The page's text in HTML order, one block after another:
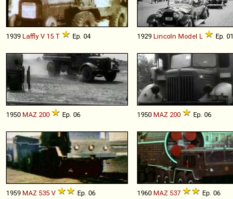
1939 Laffly V 15 T Ep. 04 1929 Lincoln Model L Ep. 01
1950 MAZ 200 Ep. 06 1950 MAZ 200 Ep. 06
1959 MAZ 535 V Ep. 06 1960 MAZ 537 Ep. 06